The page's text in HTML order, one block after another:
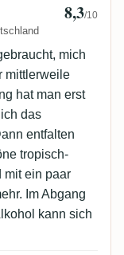
8,3/10
mich
mittlerweile
hat man erst
das
entfalten
tropisch-
mit ein paar
Im Abgang
kann sich